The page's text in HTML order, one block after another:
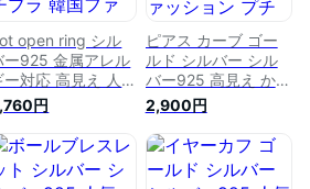
open ring シル
ー925 金属アレル
ー対応 高見え 人
かわいい おしゃ
プチプラ 韓国フ
ッション レディー
joie
円
ピアス カーブ ゴー
ルド シルバー シル
バー925 高見え かわ
いい おしゃれ 韓国
ファッション プチプ
ラ レディース 金属
アレルギー対応 joie
2,900円